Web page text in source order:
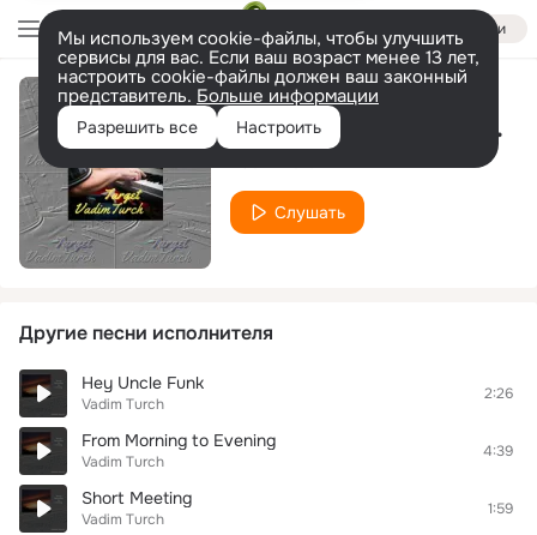
Войти
Мы используем cookie-файлы, чтобы улучшить
сервисы для вас. Если ваш возраст менее 13 лет,
настроить cookie-файлы должен ваш законный
представитель. Больше информации
Разрешить все Настроить Shadow Into Your Window
Слушать
Другие песни исполнителя
Hey Uncle Funk
Vadim Turch
2:26
From Morning to Evening
Vadim Turch
4:39
Short Meeting
Vadim Turch
1:59